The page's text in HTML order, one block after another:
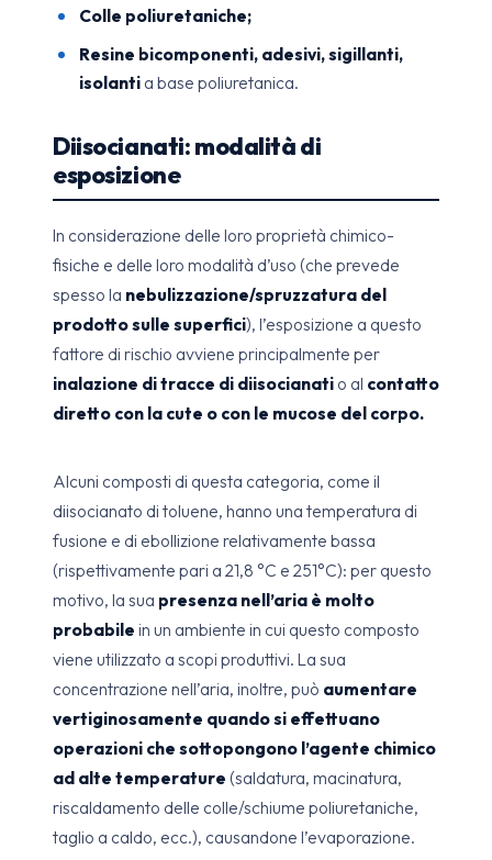
Colle poliuretaniche;
Resine bicomponenti, adesivi, sigillanti,
isolanti a base poliuretanica.
Diisocianati: modalità di
esposizione
In considerazione delle loro proprietà chimico-
fisiche e delle loro modalità d’uso (che prevede
spesso la nebulizzazione/spruzzatura del
prodotto sulle superfici), l’esposizione a questo
fattore di rischio avviene principalmente per
inalazione di tracce di diisocianati o al contatto
diretto con la cute o con le mucose del corpo.
Alcuni composti di questa categoria, come il
diisocianato di toluene, hanno una temperatura di
fusione e di ebollizione relativamente bassa
(rispettivamente pari a 21,8 °C e 251°C): per questo
motivo, la sua presenza nell’aria è molto
probabile in un ambiente in cui questo composto
viene utilizzato a scopi produttivi. La sua
concentrazione nell’aria, inoltre, può aumentare
vertiginosamente quando si effettuano
operazioni che sottopongono l’agente chimico
ad alte temperature (saldatura, macinatura,
riscaldamento delle colle/schiume poliuretaniche,
taglio a caldo, ecc.), causandone l’evaporazione.